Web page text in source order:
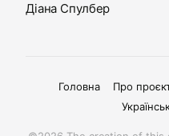
Діана Спулбер
Головна Про